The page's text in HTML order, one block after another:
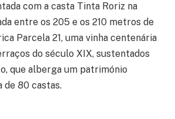
com a casta Tinta Roriz na
entre os 205 e os 210 metros de
Parcela 21, uma vinha centenária
do século XIX, sustentados
que alberga um património
de 80 castas.